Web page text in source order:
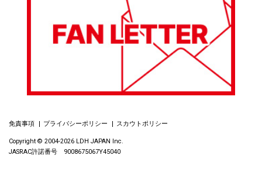
免責事項 プライバシーポリシー スカウトポリシー
Copyright © 2004-2026 LDH JAPAN Inc.
JASRAC許諾番号 9008675067Y45040